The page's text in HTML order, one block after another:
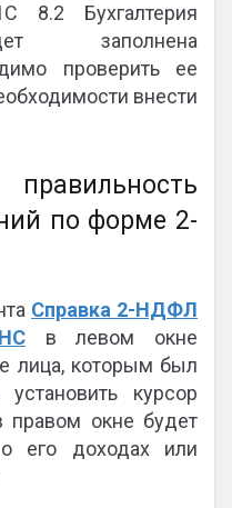
Бухгалтерия
заполнена
проверить ее
внести
по форме 2-
Справка 2-НДФЛ
в левом окне
лица, которым был
курсор
окне будет
его доходах или